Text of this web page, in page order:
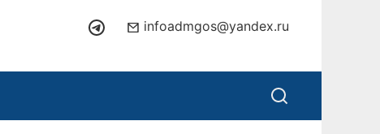
infoadmgos@yandex.ru